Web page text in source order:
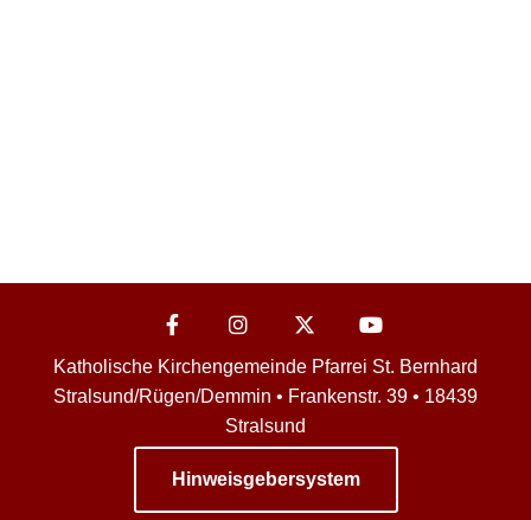
Katholische Kirchengemeinde Pfarrei St. Bernhard
Stralsund/Rügen/Demmin • Frankenstr. 39 • 18439
Stralsund
Hinweisgebersystem